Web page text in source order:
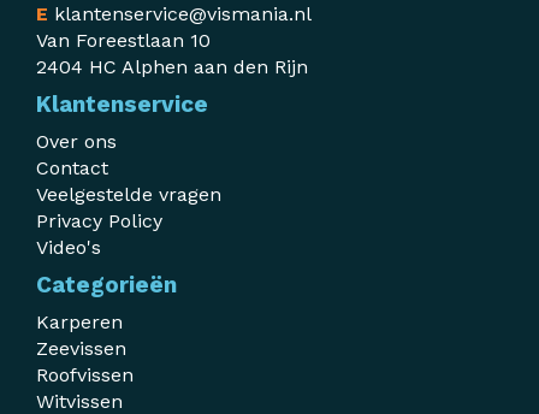
E klantenservice@vismania.nl
Van Foreestlaan 10
2404 HC Alphen aan den Rijn
Klantenservice
Over ons
Contact
Veelgestelde vragen
Privacy Policy
Video's
Categorieën
Karperen
Zeevissen
Roofvissen
Witvissen